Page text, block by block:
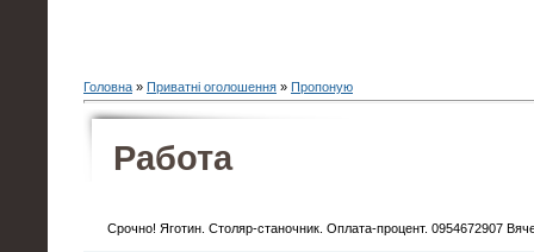
Головна » Приватні оголошення » Пропоную
Работа
Срочно! Яготин. Столяр-станочник. Оплата-процент. 0954672907